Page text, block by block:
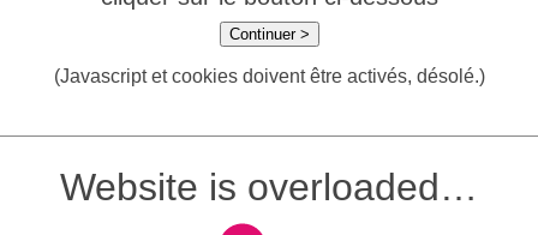
Continuer >
(Javascript et cookies doivent être activés, désolé.)
Website is overloaded…